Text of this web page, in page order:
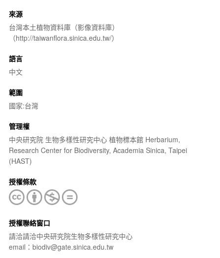
來源
台灣本土植物資料庫（影像資料庫）
（http://taiwanflora.sinica.edu.tw/）
語言
中文
範圍
國家:台灣
管理權
中央研究院 生物多樣性研究中心 植物標本館 Herbarium,
Research Center for Biodiversity, Academia Sinica, Taipei
(HAST)
授權條款
授權聯絡窗口
請洽請洽中央研究院生物多樣性研究中心
email：biodiv@gate.sinica.edu.tw